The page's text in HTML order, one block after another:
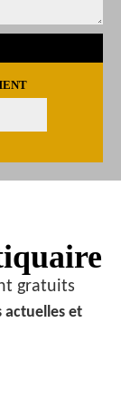
gratuits
actuelles et